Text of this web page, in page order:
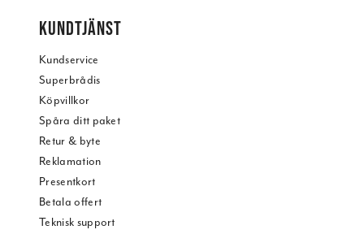
KUNDTJÄNST
Kundservice
Superbrådis
Köpvillkor
Spåra ditt paket
Retur & byte
Reklamation
Presentkort
Betala offert
Teknisk support